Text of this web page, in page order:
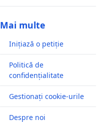
Mai multe
Inițiază o petiție
Politică de
confidențialitate
Gestionați cookie-urile
Despre noi